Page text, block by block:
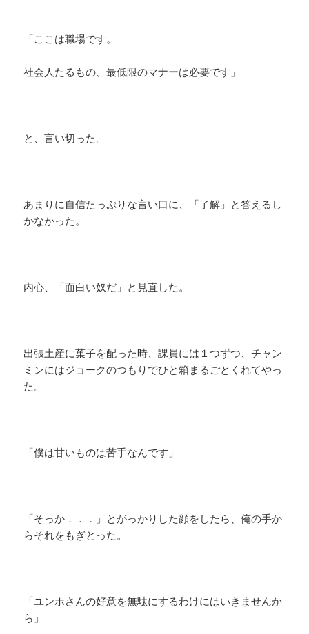
「ここは職場です。
社会人たるもの、最低限のマナーは必要です」
と、言い切った。
あまりに自信たっぷりな言い口に、「了解」と答えるし
かなかった。
内心、「面白い奴だ」と見直した。
出張土産に菓子を配った時、課員には１つずつ、チャン
ミンにはジョークのつもりでひと箱まるごとくれてやっ
た。
「僕は甘いものは苦手なんです」
「そっか．．．」とがっかりした顔をしたら、俺の手か
らそれをもぎとった。
「ユンホさんの好意を無駄にするわけにはいきませんか
ら」